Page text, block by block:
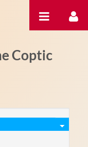
Coptic